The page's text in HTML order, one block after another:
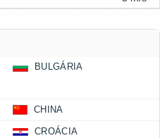
BULGÁRIA
CHINA
CROÁCIA